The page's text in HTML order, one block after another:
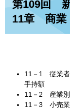
第109回
11章 商業
11－1 従業者
手持額
11－2 産業別
11－3 小売業